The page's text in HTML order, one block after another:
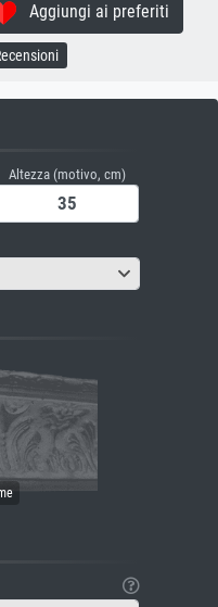
Aggiungi ai preferiti
Altezza (motivo, cm)